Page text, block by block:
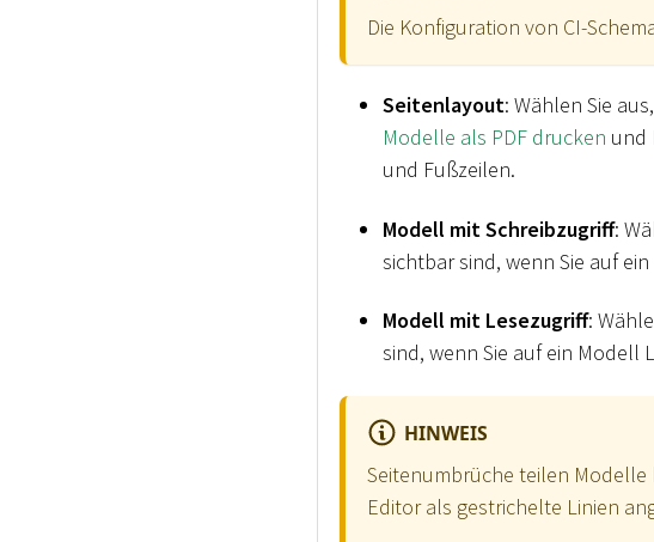
Die Konfiguration von CI-
Seitenlayout: Wählen Sie
Modelle als PDF drucken und
und Fußzeilen.
Modell mit Schreibzugriff:
sichtbar sind, wenn Sie auf
Modell mit Lesezugriff:
sind, wenn Sie auf ein Modell
HINWEIS
Seitenumbrüche teilen Modelle
Editor als gestrichelte Linien